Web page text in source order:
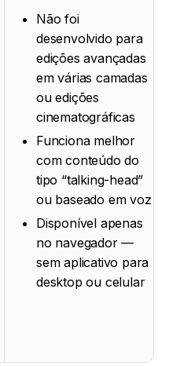
Não foi
desenvolvido para
edições avançadas
em várias camadas
ou edições
cinematográficas
Funciona melhor
com conteúdo do
tipo “talking-head”
ou baseado em voz
Disponível apenas
no navegador —
sem aplicativo para
desktop ou celular